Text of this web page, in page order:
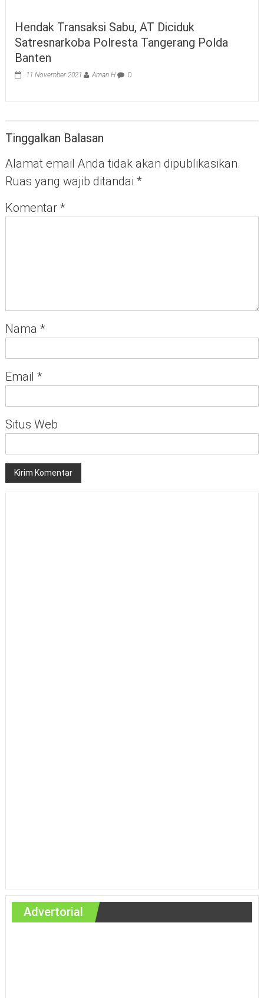
Hendak Transaksi Sabu, AT Diciduk
Satresnarkoba Polresta Tangerang Polda
Banten
11 November 2021 Aman H 0
Tinggalkan Balasan
Alamat email Anda tidak akan dipublikasikan.
Ruas yang wajib ditandai *
Komentar *
Nama *
Email *
Situs Web
Advertorial